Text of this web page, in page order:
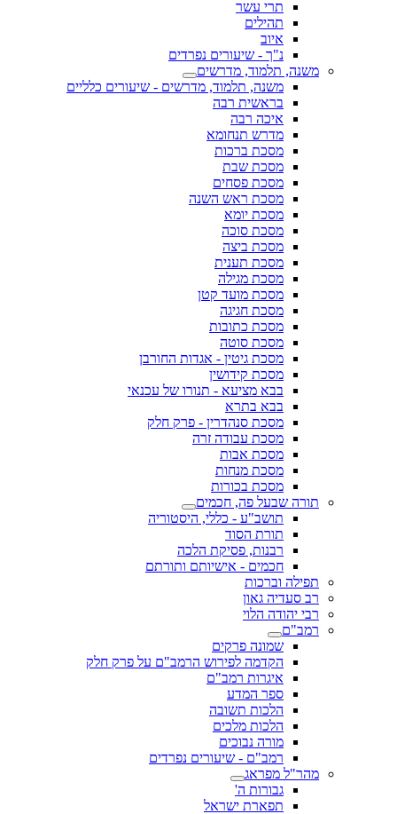
תרי עשר
תהילים
איוב
נ"ך - שיעורים נפרדים
משנה, תלמוד, מדרשים
משנה, תלמוד, מדרשים - שיעורים כלליים
בראשית רבה
איכה רבה
מדרש תנחומא
מסכת ברכות
מסכת שבת
מסכת פסחים
מסכת ראש השנה
מסכת יומא
מסכת סוכה
מסכת ביצה
מסכת תענית
מסכת מגילה
מסכת מועד קטן
מסכת חגיגה
מסכת כתובות
מסכת סוטה
מסכת גיטין - אגדות החורבן
מסכת קידושין
בבא מציעא - תנורו של עכנאי
בבא בתרא
מסכת סנהדרין - פרק חלק
מסכת עבודה זרה
מסכת אבות
מסכת מנחות
מסכת בכורות
תורה שבעל פה, חכמים
תושב"ע - כללי, היסטוריה
תורת הסוד
רבנות, פסיקת הלכה
חכמים - אישיותם ותורתם
תפילה וברכות
רב סעדיה גאון
רבי יהודה הלוי
רמב"ם
שמונה פרקים
הקדמה לפירוש הרמב"ם על פרק חלק
איגרות רמב"ם
ספר המדע
הלכות תשובה
הלכות מלכים
מורה נבוכים
רמב"ם - שיעורים נפרדים
מהר"ל מפראג
גבורות ה'
תפארת ישראל